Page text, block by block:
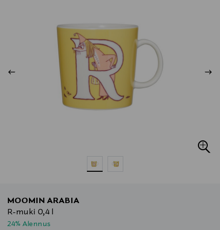
MOOMIN ARABIA
R-muki 0,4 l
24% Alennus